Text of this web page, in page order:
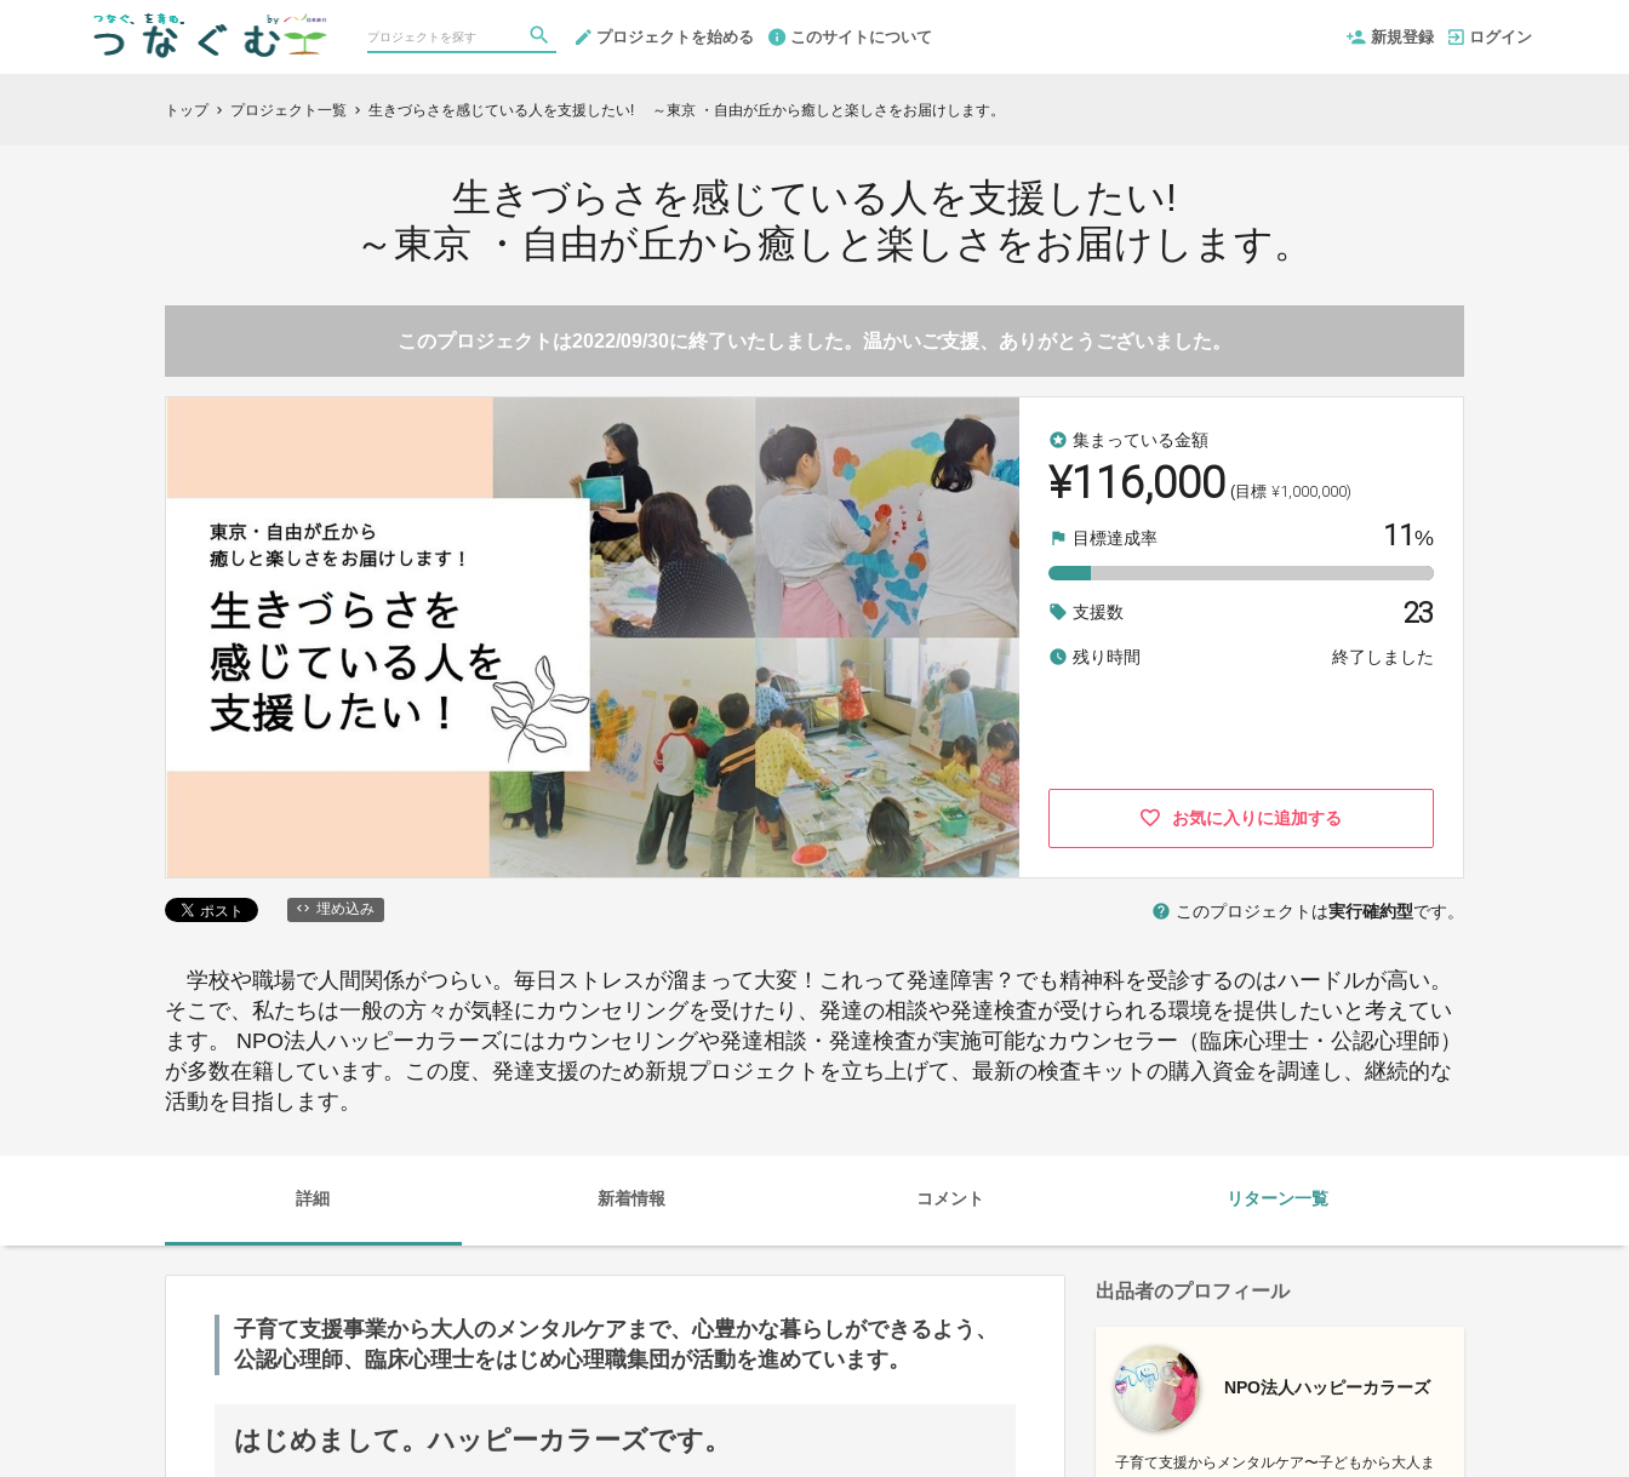
プロジェクトを始める このサイトについて 新規登録 ログイン
トップ chevron_right プロジェクト一覧 chevron_right 生きづらさを感じている人を支援したい! ～東京 ・自由が丘から癒しと楽しさをお届けします。
生きづらさを感じている人を支援したい!
～東京 ・自由が丘から癒しと楽しさをお届けします。
このプロジェクトは2022/09/30に終了いたしました。温かいご支援、ありがとうございました。
stars 集まっている金額
¥116,000 (目標 ¥1,000,000)
flag 目標達成率 11%
local_offer 支援数 23
watch_later 残り時間 終了しました
お気に入りに追加する
埋め込み help このプロジェクトは実行確約型です。
学校や職場で人間関係がつらい。毎日ストレスが溜まって大変！これって発達障害？でも精神科を受診するのはハードルが高い。
そこで、私たちは一般の方々が気軽にカウンセリングを受けたり、発達の相談や発達検査が受けられる環境を提供したいと考えてい
ます。 NPO法人ハッピーカラーズにはカウンセリングや発達相談・発達検査が実施可能なカウンセラー（臨床心理士・公認心理師）
が多数在籍しています。この度、発達支援のため新規プロジェクトを立ち上げて、最新の検査キットの購入資金を調達し、継続的な
活動を目指します。
詳細 新着情報 コメント リターン一覧
子育て支援事業から大人のメンタルケアまで、心豊かな暮らしができるよう、
公認心理師、臨床心理士をはじめ心理職集団が活動を進めています。
はじめまして。ハッピーカラーズです。
出品者のプロフィール
NPO法人ハッピーカラーズ
子育て支援からメンタルケア〜子どもから大人ま